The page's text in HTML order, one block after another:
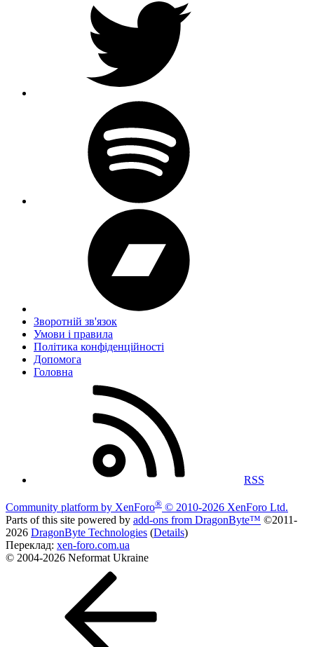
Зворотній зв'язок
Умови і правила
Політика конфіденційності
Дoпoмoга
Головна
RSS
Community platform by XenForo® © 2010-2026 XenForo Ltd.
Parts of this site powered by add-ons from DragonByte™ ©2011-
2026 DragonByte Technologies (Details)
Переклад: xen-foro.com.ua
© 2004-2026 Neformat Ukraine